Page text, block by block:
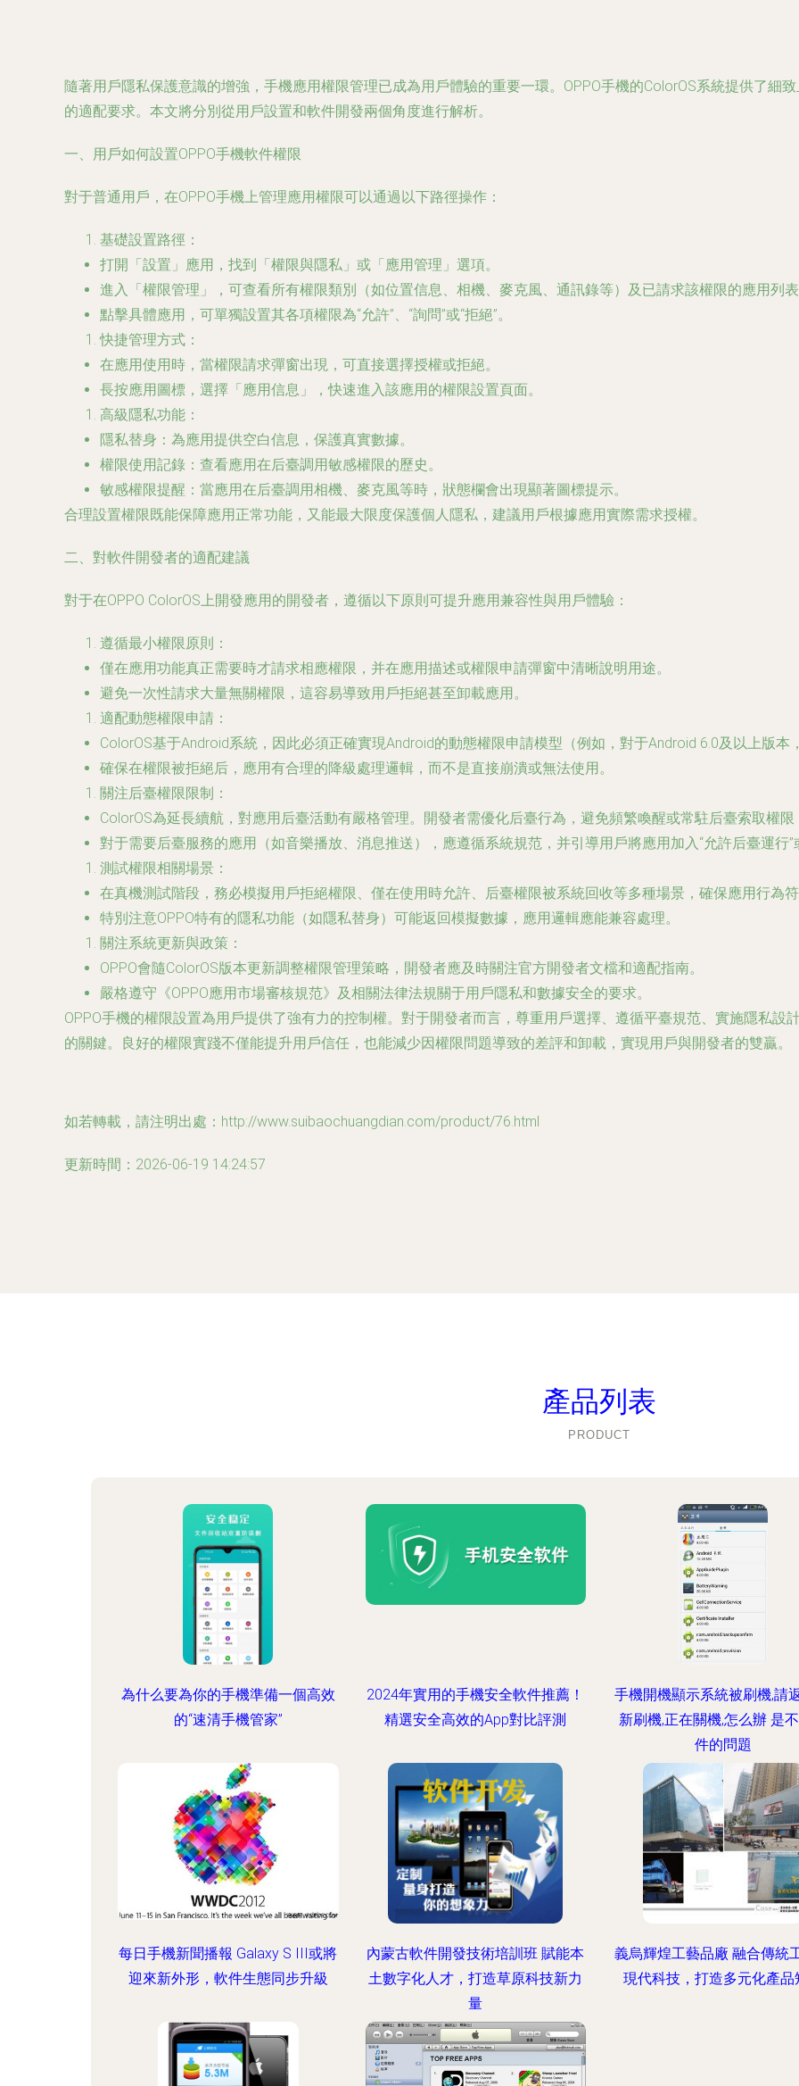
隨著用戶隱私保護意識的增強，手機應用權限管理已成為用戶體驗的重要一環。OPPO手機的ColorOS系統提供了細
的適配要求。本文將分別從用戶設置和軟件開發兩個角度進行解析。
一、用戶如何設置OPPO手機軟件權限
對于普通用戶，在OPPO手機上管理應用權限可以通過以下路徑操作：
基礎設置路徑 ：
打開「設置」應用，找到「權限與隱私」或「應用管理」選項。
進入「權限管理」，可查看所有權限類別（如位置信息、相機、麥克風、通訊錄等）及已請求該權限的應用列
點擊具體應用，可單獨設置其各項權限為“允許”、“詢問”或“拒絕”。
快捷管理方式 ：
在應用使用時，當權限請求彈窗出現，可直接選擇授權或拒絕。
長按應用圖標，選擇「應用信息」，快速進入該應用的權限設置頁面。
高級隱私功能 ：
隱私替身 ：為應用提供空白信息，保護真實數據。
權限使用記錄 ：查看應用在后臺調用敏感權限的歷史。
敏感權限提醒 ：當應用在后臺調用相機、麥克風等時，狀態欄會出現顯著圖標提示。
合理設置權限既能保障應用正常功能，又能最大限度保護個人隱私，建議用戶根據應用實際需求授權。
二、對軟件開發者的適配建議
對于在OPPO ColorOS上開發應用的開發者，遵循以下原則可提升應用兼容性與用戶體驗：
遵循最小權限原則 ：
僅在應用功能真正需要時才請求相應權限，并在應用描述或權限申請彈窗中清晰說明用途。
避免一次性請求大量無關權限，這容易導致用戶拒絕甚至卸載應用。
適配動態權限申請 ：
ColorOS基于Android系統，因此必須正確實現Android的動態權限申請模型（例如，對于Android 6.0及以上版
確保在權限被拒絕后，應用有合理的降級處理邏輯，而不是直接崩潰或無法使用。
關注后臺權限限制 ：
ColorOS為延長續航，對應用后臺活動有嚴格管理。開發者需優化后臺行為，避免頻繁喚醒或常駐后臺索取權
對于需要后臺服務的應用（如音樂播放、消息推送），應遵循系統規范，并引導用戶將應用加入“允許后臺運行
測試權限相關場景 ：
在真機測試階段，務必模擬用戶拒絕權限、僅在使用時允許、后臺權限被系統回收等多種場景，確保應用行為
特別注意OPPO特有的隱私功能（如隱私替身）可能返回模擬數據，應用邏輯應能兼容處理。
關注系統更新與政策 ：
OPPO會隨ColorOS版本更新調整權限管理策略，開發者應及時關注官方開發者文檔和適配指南。
嚴格遵守《OPPO應用市場審核規范》及相關法律法規關于用戶隱私和數據安全的要求。
OPPO手機的權限設置為用戶提供了強有力的控制權。對于開發者而言，尊重用戶選擇、遵循平臺規范、實施隱私設
的關鍵。良好的權限實踐不僅能提升用戶信任，也能減少因權限問題導致的差評和卸載，實現用戶與開發者的雙贏。
如若轉載，請注明出處：http://www.suibaochuangdian.com/product/76.html
更新時間：2026-06-19 14:24:57
產品列表
PRODUCT
為什么要為你的手機準備一個高效
的“速清手機管家”
2024年實用的手機安全軟件推薦！
精選安全高效的App對比評測
手機開機顯示系統被刷機,請
新刷機,正在關機,怎么辦 是
件的問題
每日手機新聞播報 Galaxy S III或將
迎來新外形，軟件生態同步升級
內蒙古軟件開發技術培訓班 賦能本
土數字化人才，打造草原科技新力
量
義烏輝煌工藝品廠 融合傳統
現代科技，打造多元化產品